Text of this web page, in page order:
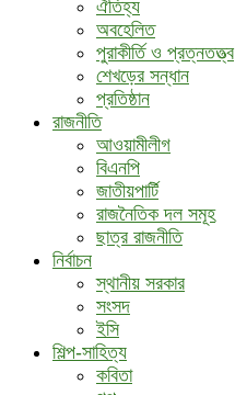
ঐতিহ্য
অবহেলিত
পুরাকীর্তি ও প্রত্নতত্ত্ব
শেখড়ের সন্ধান
প্রতিষ্ঠান
রাজনীতি
আওয়ামীলীগ
বিএনপি
জাতীয়পার্টি
রাজনৈতিক দল সমূহ
ছাত্র রাজনীতি
নির্বাচন
স্থানীয় সরকার
সংসদ
ইসি
শিল্প-সাহিত্য
কবিতা